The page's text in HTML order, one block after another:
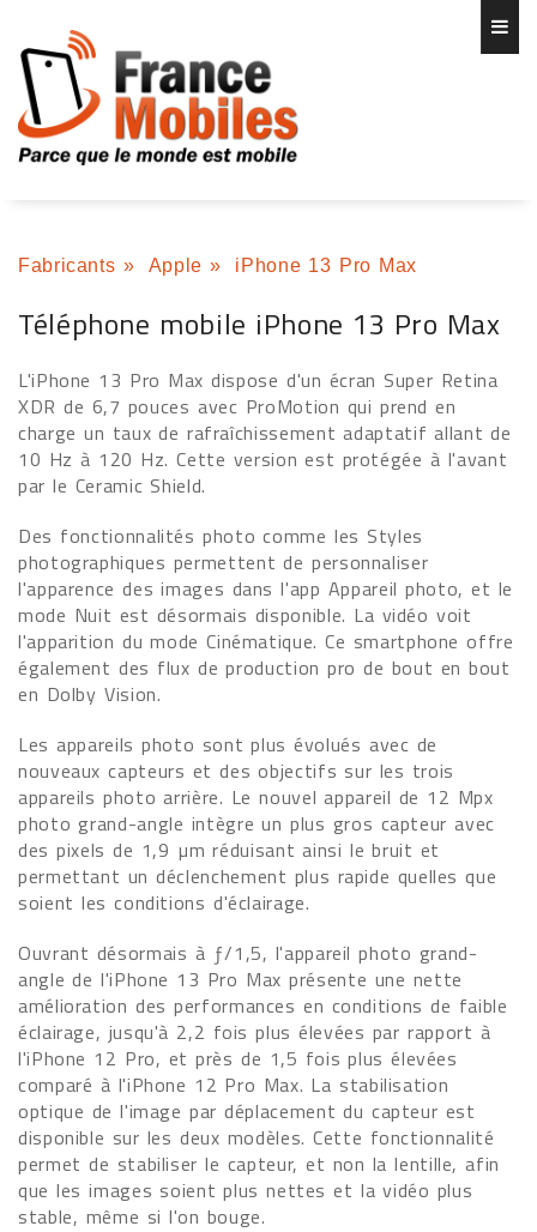
Fabricants » Apple » iPhone 13 Pro Max
Téléphone mobile iPhone 13 Pro Max
L'iPhone 13 Pro Max dispose d'un écran Super Retina
XDR de 6,7 pouces avec ProMotion qui prend en
charge un taux de rafraîchissement adaptatif allant de
10 Hz à 120 Hz. Cette version est protégée à l'avant
par le Ceramic Shield.
Des fonctionnalités photo comme les Styles
photographiques permettent de personnaliser
l'apparence des images dans l'app Appareil photo, et le
mode Nuit est désormais disponible. La vidéo voit
l'apparition du mode Cinématique. Ce smartphone offre
également des flux de production pro de bout en bout
en Dolby Vision.
Les appareils photo sont plus évolués avec de
nouveaux capteurs et des objectifs sur les trois
appareils photo arrière. Le nouvel appareil de 12 Mpx
photo grand-angle intègre un plus gros capteur avec
des pixels de 1,9 µm réduisant ainsi le bruit et
permettant un déclenchement plus rapide quelles que
soient les conditions d'éclairage.
Ouvrant désormais à ƒ/1,5, l'appareil photo grand-
angle de l'iPhone 13 Pro Max présente une nette
amélioration des performances en conditions de faible
éclairage, jusqu'à 2,2 fois plus élevées par rapport à
l'iPhone 12 Pro, et près de 1,5 fois plus élevées
comparé à l'iPhone 12 Pro Max. La stabilisation
optique de l'image par déplacement du capteur est
disponible sur les deux modèles. Cette fonctionnalité
permet de stabiliser le capteur, et non la lentille, afin
que les images soient plus nettes et la vidéo plus
stable, même si l'on bouge.